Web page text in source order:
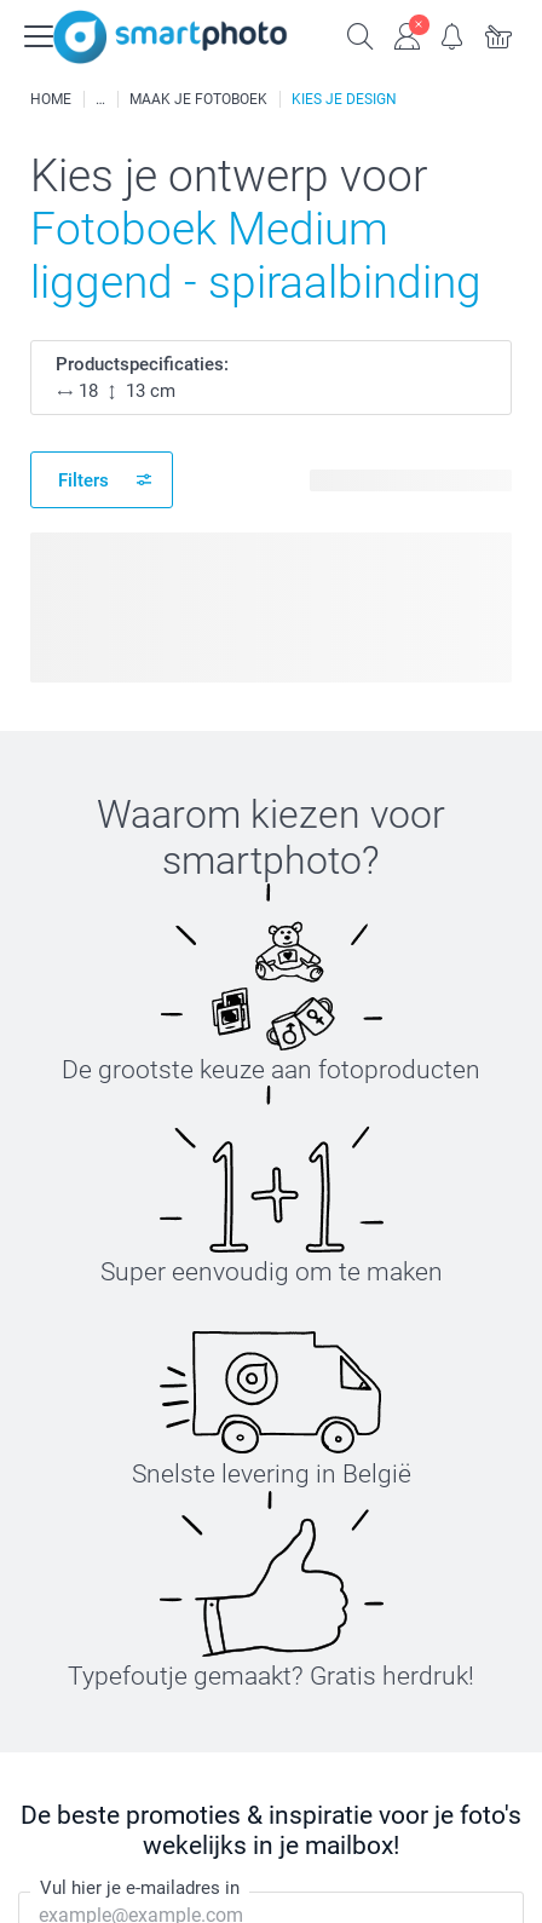
HOME MAAK JE FOTOBOEK KIES JE DESIGN
Kies je ontwerp voor
Fotoboek Medium
liggend - spiraalbinding
Productspecificaties:
18
13 cm
Filters
Waarom kiezen voor
smartphoto?
De grootste keuze aan fotoproducten
Super eenvoudig om te maken
Snelste levering in België
Typefoutje gemaakt? Gratis herdruk!
De beste promoties & inspiratie voor je foto's
wekelijks in je mailbox!
Vul hier je e-mailadres in